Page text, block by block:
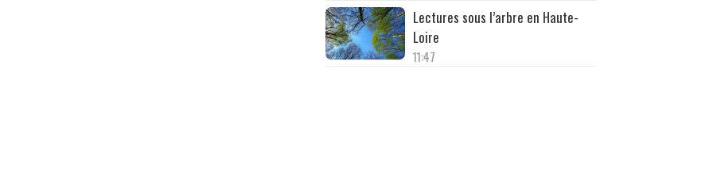
Lectures sous l’arbre en Haute-
Loire
11:47